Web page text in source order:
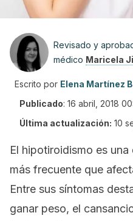
Revisado y
médico Maricela
Escrito por Elena Martínez
Publicado: 16 abril, 2018
Última actualización: 10
El hipotiroidismo es
más frecuente que
Entre sus síntomas
ganar peso, el